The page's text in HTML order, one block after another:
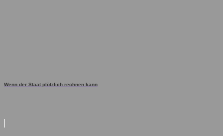
Wenn der Staat plötzlich rechnen kann